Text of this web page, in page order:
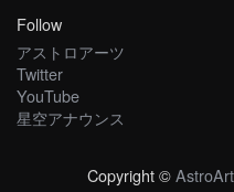
Follow
アストロアーツ
Twitter
YouTube
星空アナウンス
Copyright ©